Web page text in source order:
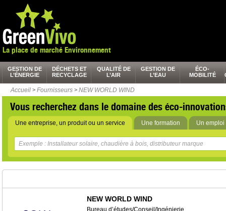
La place de marché Environnement
GESTION DE
L’ÉNERGIE
DÉCHETS ET
RECYCLAGE
QUALITÉ DE
L’AIR
GESTION DE
L’EAU
ÉCO-
MOBILITÉ
Accueil > Fournisseurs > NEW WORLD WIND
Vous recherchez dans le domaine des éco-
Une entreprise, un produit ou un service Une formation Un emploi
NEW WORLD WIND
Bureau d’études/Conseil/Ingénierie